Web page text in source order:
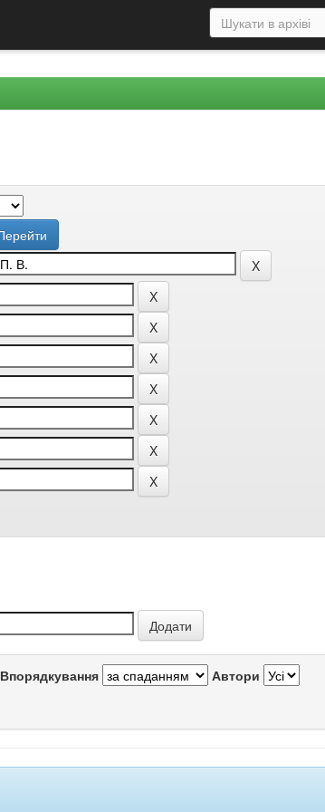
Впорядкування Автори